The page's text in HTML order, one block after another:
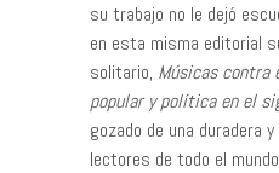
su trabajo no le dejó
en esta misma editorial
solitario, Músicas contra
popular y política en el
gozado de una duradera
lectores de todo el